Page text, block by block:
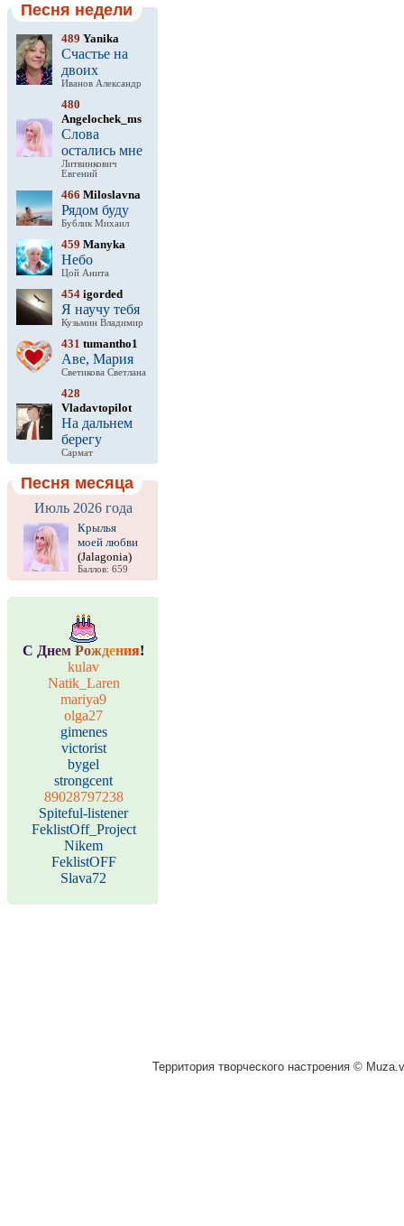
Песня недели
489 Yanika
Счастье на
двоих
Иванов Александр
480
Angelochek_ms
Слова
остались мне
Литвинкович
Евгений
466 Miloslavna
Рядом буду
Бублик Михаил
459 Manyka
Небо
Цой Анита
454 igorded
Я научу тебя
Кузьмин Владимир
431 tumantho1
Аве, Мария
Светикова Светлана
428
Vladavtopilot
На дальнем
берегу
Сармат
Песня месяца
Июль 2026 года
Крылья
моей любви
(Jalagonia)
Баллов: 659
С Днем Рождения!
kulav
Natik_Laren
mariya9
olga27
gimenes
victorist
bygel
strongcent
89028797238
Spiteful-listener
FeklistOff_Project
Nikem
FeklistOFF
Slava72
Территория творческого настроения ©